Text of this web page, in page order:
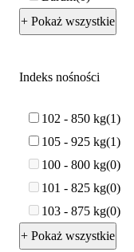
+ Pokaż wszystkie
Indeks nośności
102 - 850 kg 1
105 - 925 kg 1
100 - 800 kg 0
101 - 825 kg 0
103 - 875 kg 0
+ Pokaż wszystkie